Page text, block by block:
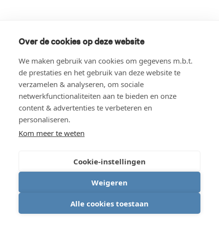
Over de cookies op deze website
We maken gebruik van cookies om gegevens m.b.t.
de prestaties en het gebruik van deze website te
verzamelen & analyseren, om sociale
netwerkfunctionaliteiten aan te bieden en onze
content & advertenties te verbeteren en
personaliseren.
Kom meer te weten
Cookie-instellingen
Weigeren
Alle cookies toestaan